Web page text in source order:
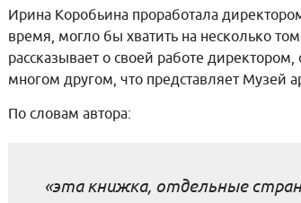
Ирина Коробьина проработала
время, могло бы хватить на несколько
рассказывает о своей работе
многом другом, что представляет Музей
По словам автора:
«эта книжка, отдельные